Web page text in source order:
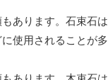
あります。石束石
使用されることが